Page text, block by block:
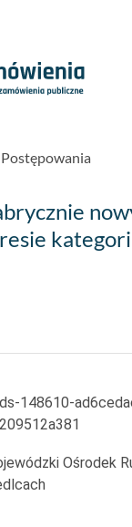
Postępowania
148610-
Ośrodek